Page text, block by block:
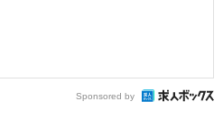
Sponsored by